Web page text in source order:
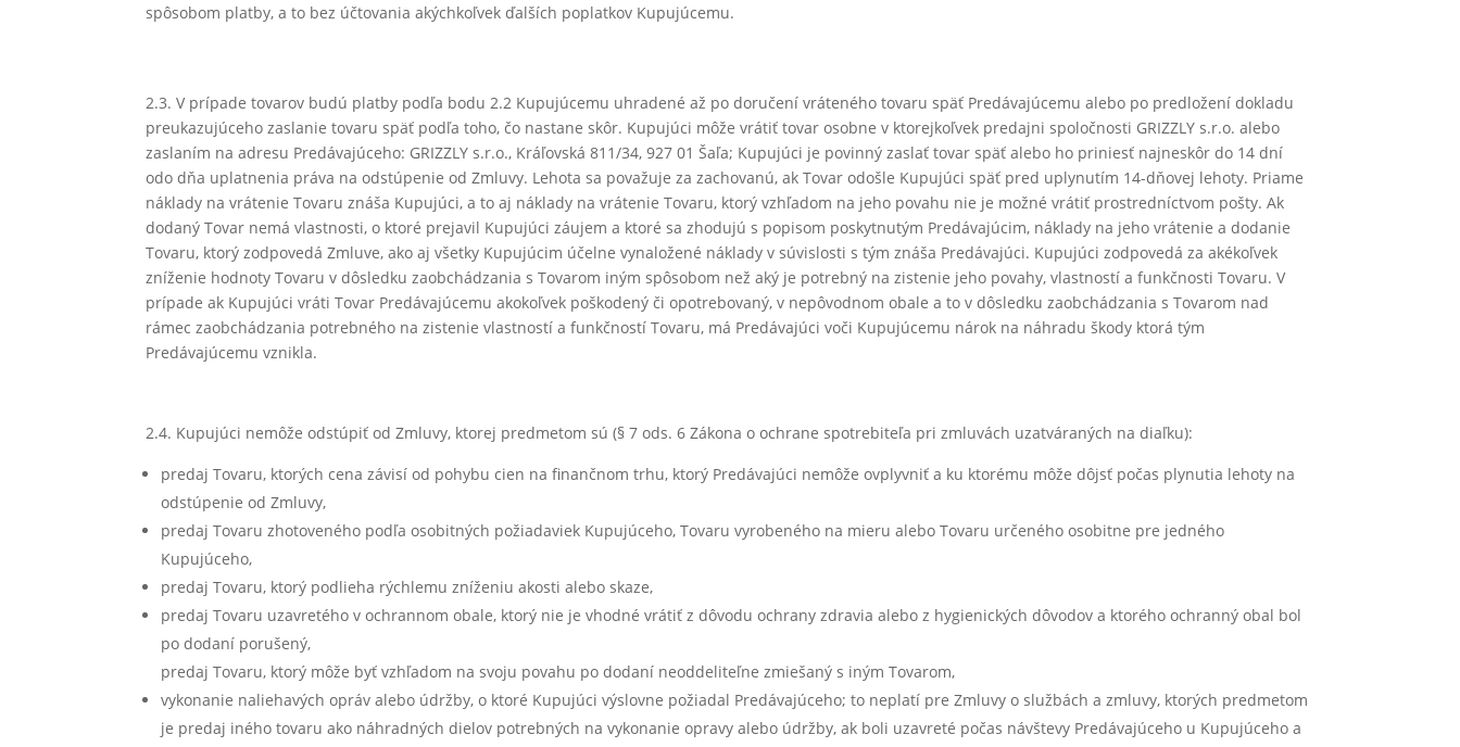
spôsobom platby, a to bez účtovania akýchkoľvek ďalších poplatkov Kupujúcemu.
2.3. V prípade tovarov budú platby podľa bodu 2.2 Kupujúcemu uhradené až po doručení vráteného tovaru späť Predávajúcemu alebo po predložení dokladu
preukazujúceho zaslanie tovaru späť podľa toho, čo nastane skôr. Kupujúci môže vrátiť tovar osobne v ktorejkoľvek predajni spoločnosti GRIZZLY s.r.o. alebo
zaslaním na adresu Predávajúceho: GRIZZLY s.r.o., Kráľovská 811/34, 927 01 Šaľa; Kupujúci je povinný zaslať tovar späť alebo ho priniesť najneskôr do 14 dní
odo dňa uplatnenia práva na odstúpenie od Zmluvy. Lehota sa považuje za zachovanú, ak Tovar odošle Kupujúci späť pred uplynutím 14-dňovej lehoty. Priame
náklady na vrátenie Tovaru znáša Kupujúci, a to aj náklady na vrátenie Tovaru, ktorý vzhľadom na jeho povahu nie je možné vrátiť prostredníctvom pošty. Ak
dodaný Tovar nemá vlastnosti, o ktoré prejavil Kupujúci záujem a ktoré sa zhodujú s popisom poskytnutým Predávajúcim, náklady na jeho vrátenie a dodanie
Tovaru, ktorý zodpovedá Zmluve, ako aj všetky Kupujúcim účelne vynaložené náklady v súvislosti s tým znáša Predávajúci. Kupujúci zodpovedá za akékoľvek
zníženie hodnoty Tovaru v dôsledku zaobchádzania s Tovarom iným spôsobom než aký je potrebný na zistenie jeho povahy, vlastností a funkčnosti Tovaru. V
prípade ak Kupujúci vráti Tovar Predávajúcemu akokoľvek poškodený či opotrebovaný, v nepôvodnom obale a to v dôsledku zaobchádzania s Tovarom nad
rámec zaobchádzania potrebného na zistenie vlastností a funkčností Tovaru, má Predávajúci voči Kupujúcemu nárok na náhradu škody ktorá tým
Predávajúcemu vznikla.
2.4. Kupujúci nemôže odstúpiť od Zmluvy, ktorej predmetom sú (§ 7 ods. 6 Zákona o ochrane spotrebiteľa pri zmluvách uzatváraných na diaľku):
predaj Tovaru, ktorých cena závisí od pohybu cien na finančnom trhu, ktorý Predávajúci nemôže ovplyvniť a ku ktorému môže dôjsť počas plynutia lehoty na
odstúpenie od Zmluvy,
predaj Tovaru zhotoveného podľa osobitných požiadaviek Kupujúceho, Tovaru vyrobeného na mieru alebo Tovaru určeného osobitne pre jedného
Kupujúceho,
predaj Tovaru, ktorý podlieha rýchlemu zníženiu akosti alebo skaze,
predaj Tovaru uzavretého v ochrannom obale, ktorý nie je vhodné vrátiť z dôvodu ochrany zdravia alebo z hygienických dôvodov a ktorého ochranný obal bol
po dodaní porušený,
predaj Tovaru, ktorý môže byť vzhľadom na svoju povahu po dodaní neoddeliteľne zmiešaný s iným Tovarom,
vykonanie naliehavých opráv alebo údržby, o ktoré Kupujúci výslovne požiadal Predávajúceho; to neplatí pre Zmluvy o službách a zmluvy, ktorých predmetom
je predaj iného tovaru ako náhradných dielov potrebných na vykonanie opravy alebo údržby, ak boli uzavreté počas návštevy Predávajúceho u Kupujúceho a